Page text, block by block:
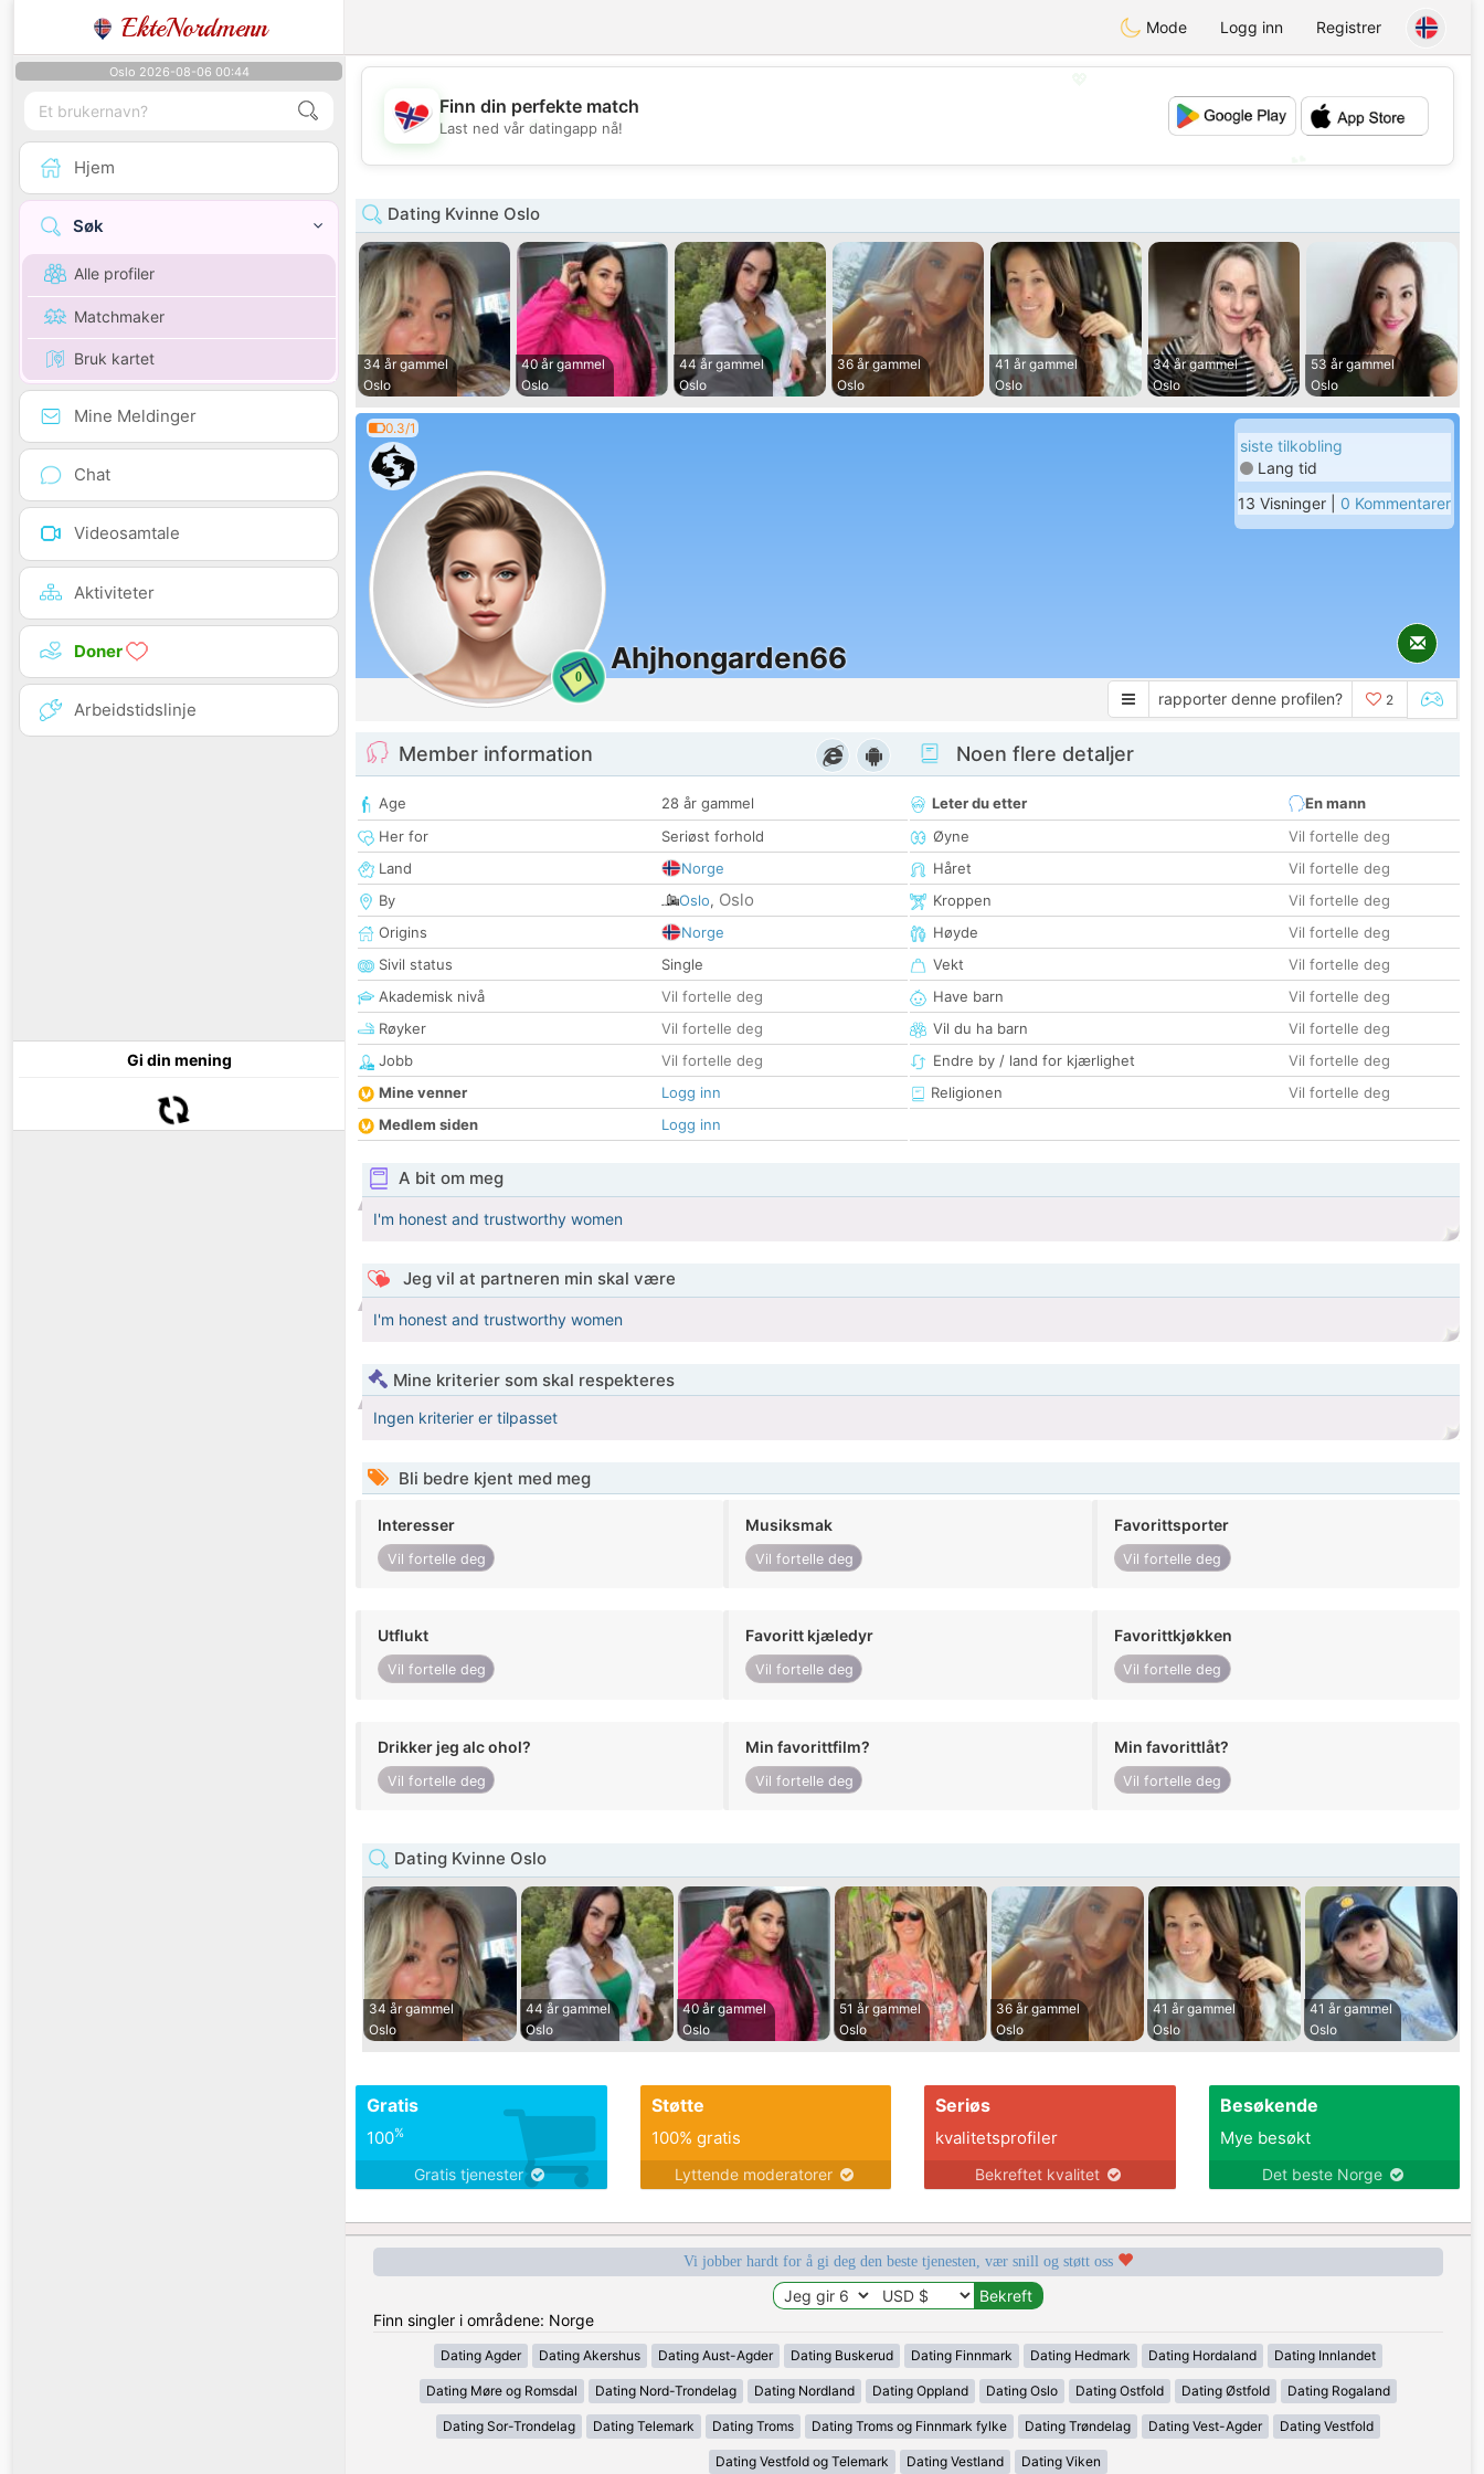
EkteNordmenn Mode Logg inn Registrer
Oslo 2026-08-06 00:44
Hjem
Søk
Alle profiler
Matchmaker
Bruk kartet
Mine Meldinger
Chat
Videosamtale
Aktiviteter
Doner
Arbeidstidslinje
Gi din mening
💖
💕
Finn din perfekte match
Last ned vår datingapp nå!
Dating Kvinne Oslo
34 år gammel
Oslo
40 år gammel
Oslo
44 år gammel
Oslo
36 år gammel
Oslo
41 år gammel
Oslo
34 år gammel
Oslo
53 år gammel
Oslo
0.3/1
0
Ahjhongarden66
siste tilkobling
Lang tid
13 Visninger | 0 Kommentarer
rapporter denne profilen? 2
Member information
Age
28 år gammel
Her for
Seriøst forhold
Land
Norge
By
Oslo, Oslo
Origins
Norge
Sivil status
Single
Akademisk nivå
Vil fortelle deg
Røyker
Vil fortelle deg
Jobb
Vil fortelle deg
Mine venner
Logg inn
Medlem siden
Logg inn
Noen flere detaljer
Leter du etter
En mann
Øyne
Vil fortelle deg
Håret
Vil fortelle deg
Kroppen
Vil fortelle deg
Høyde
Vil fortelle deg
Vekt
Vil fortelle deg
Have barn
Vil fortelle deg
Vil du ha barn
Vil fortelle deg
Endre by / land for kjærlighet
Vil fortelle deg
Religionen
Vil fortelle deg
A bit om meg
I'm honest and trustworthy women
Jeg vil at partneren min skal være
I'm honest and trustworthy women
Mine kriterier som skal respekteres
Ingen kriterier er tilpasset
Bli bedre kjent med meg
Interesser
Vil fortelle deg
Musiksmak
Vil fortelle deg
Favorittsporter
Vil fortelle deg
Utflukt
Vil fortelle deg
Favoritt kjæledyr
Vil fortelle deg
Favorittkjøkken
Vil fortelle deg
Drikker jeg alc ohol?
Vil fortelle deg
Min favorittfilm?
Vil fortelle deg
Min favorittlåt?
Vil fortelle deg
Dating Kvinne Oslo
34 år gammel
Oslo
44 år gammel
Oslo
40 år gammel
Oslo
51 år gammel
Oslo
36 år gammel
Oslo
41 år gammel
Oslo
41 år gammel
Oslo
Gratis
100%
Gratis tjenester
Støtte
100% gratis
Lyttende moderatorer
Seriøs
kvalitetsprofiler
Bekreftet kvalitet
Besøkende
Mye besøkt
Det beste Norge
Vi jobber hardt for å gi deg den beste tjenesten, vær snill og støtt oss
Finn singler i områdene: Norge
Dating Agder Dating Akershus Dating Aust-Agder Dating Buskerud Dating Finnmark Dating Hedmark Dating Hordaland Dating Innlandet
Dating Møre og Romsdal Dating Nord-Trondelag Dating Nordland Dating Oppland Dating Oslo Dating Ostfold Dating Østfold Dating Rogaland
Dating Sor-Trondelag Dating Telemark Dating Troms Dating Troms og Finnmark fylke Dating Trøndelag Dating Vest-Agder Dating Vestfold
Dating Vestfold og Telemark Dating Vestland Dating Viken